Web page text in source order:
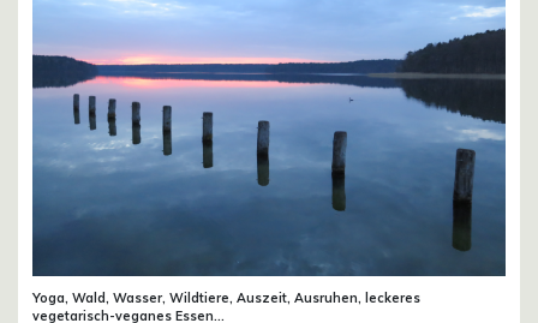
Yoga, Wald, Wasser, Wildtiere, Auszeit, Ausruhen, leckeres
vegetarisch-veganes Essen...